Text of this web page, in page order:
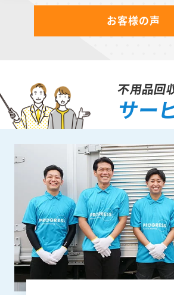
お客様の声
不用品回
サー